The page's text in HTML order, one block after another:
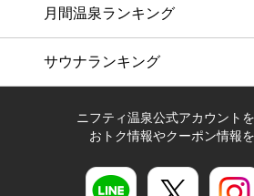
月間温泉ランキング
サウナランキング
ニフティ温泉公式アカウント
おトク情報やクーポン情報